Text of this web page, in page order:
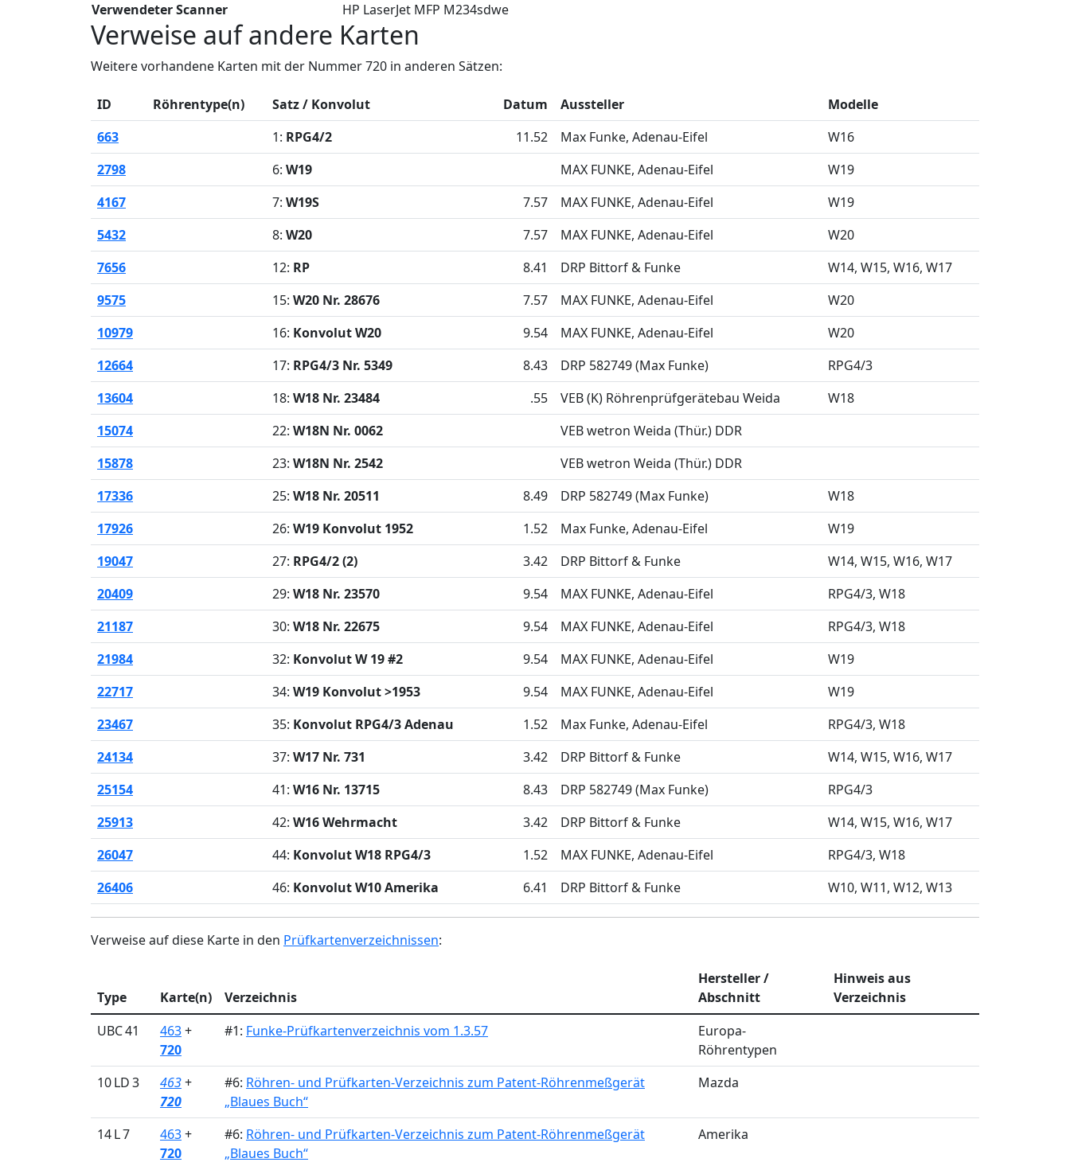
Verwendeter Scanner
HP LaserJet MFP M234sdwe
Verweise auf andere Karten
Weitere vorhandene Karten mit der Nummer 720 in anderen Sätzen:
ID Röhrentype(n) Satz / Konvolut Datum Aussteller
Modelle
663
1: RPG4/2 11.52 Max Funke, Adenau-Eifel
W16
2798
6: W19 MAX FUNKE, Adenau-Eifel
W19
4167
7: W19S 7.57 MAX FUNKE, Adenau-Eifel
W19
5432
8: W20 7.57 MAX FUNKE, Adenau-Eifel
W20
7656
12: RP 8.41 DRP Bittorf & Funke W14 W15 W16 W17
9575
15: W20 Nr. 28676 7.57 MAX FUNKE, Adenau-Eifel
W20
10979
16: Konvolut W20 9.54 MAX FUNKE, Adenau-Eifel
W20
12664
17: RPG4/3 Nr. 5349 8.43 DRP 582749 (Max Funke)
RPG4/3
13604
18: W18 Nr. 23484 .55 VEB (K) Röhrenprüfgerätebau Weida
W18
15074
22: W18N Nr. 0062
VEB wetron Weida (Thür.) DDR
15878
23: W18N Nr. 2542
VEB wetron Weida (Thür.) DDR
17336
25: W18 Nr. 20511 8.49 DRP 582749 (Max Funke)
W18
17926
26: W19 Konvolut 1952 1.52 Max Funke, Adenau-Eifel
W19
19047
27: RPG4/2 (2) 3.42 DRP Bittorf & Funke W14 W15 W16 W17
20409
29: W18 Nr. 23570 9.54 MAX FUNKE, Adenau-Eifel RPG4/3 W18
21187
30: W18 Nr. 22675 9.54 MAX FUNKE, Adenau-Eifel RPG4/3 W18
21984
32: Konvolut W 19 #2 9.54 MAX FUNKE, Adenau-Eifel
W19
22717
34: W19 Konvolut >1953 9.54 MAX FUNKE, Adenau-Eifel
W19
23467
35: Konvolut RPG4/3 Adenau 1.52 Max Funke, Adenau-Eifel RPG4/3 W18
24134
37: W17 Nr. 731 3.42 DRP Bittorf & Funke W14 W15 W16 W17
25154
41: W16 Nr. 13715 8.43 DRP 582749 (Max Funke)
RPG4/3
25913
42: W16 Wehrmacht 3.42 DRP Bittorf & Funke W14 W15 W16 W17
26047
44: Konvolut W18 RPG4/3 1.52 MAX FUNKE, Adenau-Eifel RPG4/3 W18
26406
46: Konvolut W10 Amerika 6.41 DRP Bittorf & Funke W10 W11 W12 W13
Verweise auf diese Karte in den Prüfkartenverzeichnissen:
Type Karte(n) Verzeichnis
Hersteller /
Abschnitt
Hinweis aus
Verzeichnis
UBC 41
463+
720
#1: Funke-Prüfkartenverzeichnis vom 1.3.57
Europa-
Röhrentypen
10 LD 3
463+
720
#6: Röhren- und Prüfkarten-Verzeichnis zum Patent-Röhrenmeßgerät
„Blaues Buch“
Mazda
14 L 7 463+
720
#6: Röhren- und Prüfkarten-Verzeichnis zum Patent-Röhrenmeßgerät
„Blaues Buch“
Amerika